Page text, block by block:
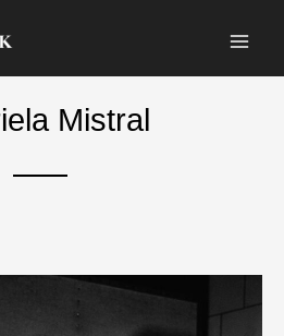
Mistral